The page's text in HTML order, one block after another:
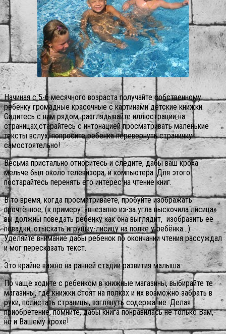
Начиная с 5-6 месячного возраста получайте собственному
ребенку громадные красочные с картинами детские книжки.
Садитесь с ним рядом, разглядывайте иллюстрации на
страницах,старайтесь с интонацией просматривать маленькие
тексты вслух, попросите ребенка перевернуть страничку
самостоятельно!
Весьма пристально относитесь и следите, дабы ваш кроха
мельче был около телевизора, и компьютера. Для этого
постарайтесь перенять его интерес на чтение книг.
В то время, когда просматриваете, пробуйте изображать
прочтённое, (к примеру: «внезапно из-за угла выскочила лисица»
вы должны поведать ребёнку как она выглядит, изобразить её
повадки, отыскать игрушку-лисицу на полке у ребёнка…).
Уделяйте внимание дабы ребенок по окончании чтения рассуждал
и мог пересказать текст.
Это крайне важно на ранней стадии развития малыша.
По чаще ходите с ребенком в книжные магазины, выбирайте те
магазины, где книжки стоят на полках и их возможно забрать в
руки, полистать страницы, взглянуть содержание. Делая
приобретение, помните, дабы книга понравилась не только Вам,
но и Вашему крохе!